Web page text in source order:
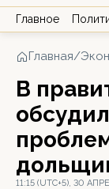
Главное
Главная/
В
11:15 (UTC+5), 30